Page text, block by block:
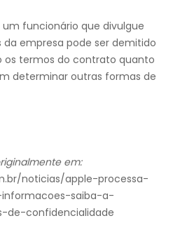
funcionário que divulgue
empresa pode ser demitido
os termos do contrato quanto
determinar outras formas de
em:
noticias/apple-processa-
saiba-a-
confidencialidade